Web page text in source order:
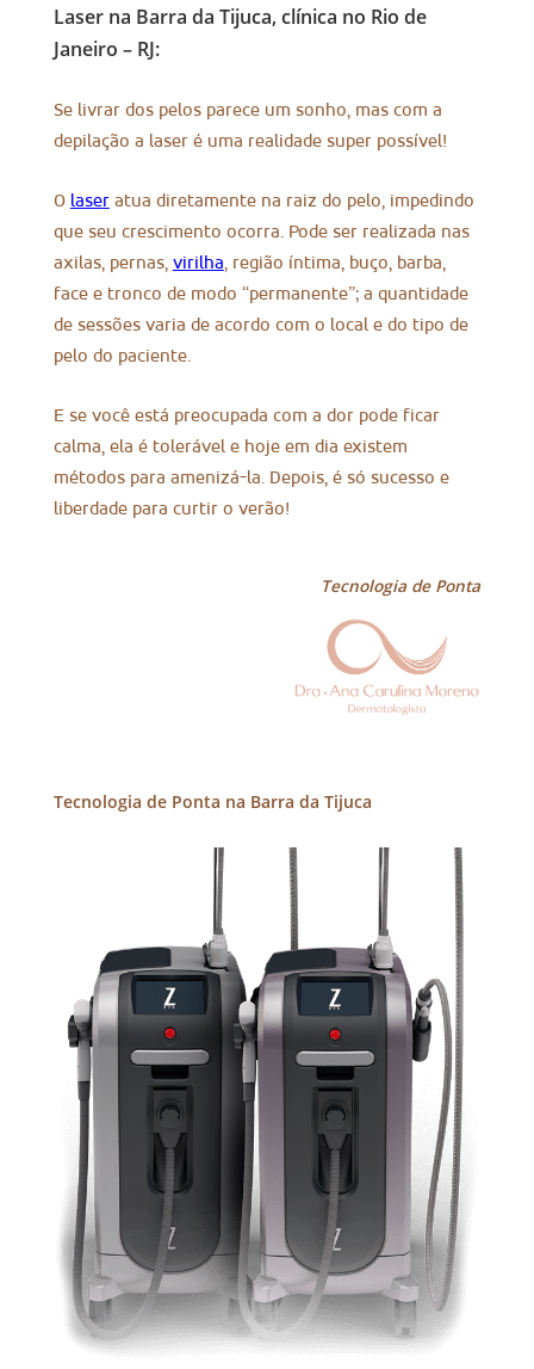
Laser na Barra da Tijuca, clínica no Rio de
Janeiro – RJ:
Se livrar dos pelos parece um sonho, mas com a
depilação a laser é uma realidade super possível!
O laseratua diretamente na raiz do pelo, impedindo
que seu crescimento ocorra. Pode ser realizada nas
axilas, pernas, virilha, região íntima, buço, barba,
face e tronco de modo “permanente”; a quantidade
de sessões varia de acordo com o local e do tipo de
pelo do paciente.
E se você está preocupada com a dor pode ficar
calma, ela é tolerável e hoje em dia existem
métodos para amenizá-la. Depois, é só sucesso e
liberdade para curtir o verão!
Tecnologia de Ponta
Tecnologia de Ponta na Barra da Tijuca